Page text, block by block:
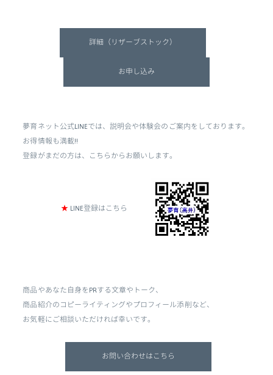
詳細（リザーブストック）
お申し込み
夢育ネット公式LINEでは、説明会や体験会のご案内をしております。
お得情報も満載!!
登録がまだの方は、こちらからお願いします。
★ LINE登録はこちら
商品やあなた自身をPRする文章やトーク、
商品紹介のコピーライティングやプロフィール添削など、
お気軽にご相談いただければ幸いです。
お問い合わせはこちら